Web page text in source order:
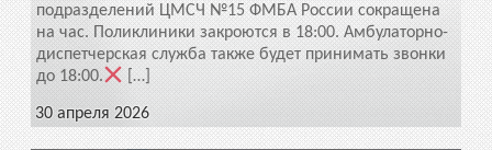
30 апреля 2026
подразделений ЦМСЧ №15 ФМБА России сокращена
на час. Поликлиники закроются в 18:00. Амбулаторно-
диспетчерская служба также будет принимать звонки
до 18:00.
[…]